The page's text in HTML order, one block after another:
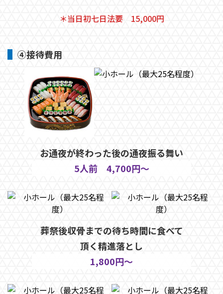
＊当日初七日法要 15,000円
④接待費用
お通夜が終わった後の通夜振る舞い
5人前 4,700円～
葬祭後収骨までの待ち時間に食べて
頂く精進落とし
1,800円～